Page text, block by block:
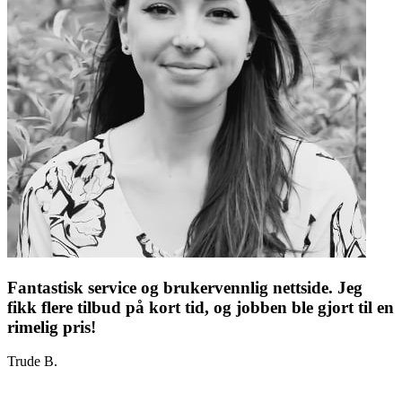
Fantastisk service og brukervennlig nettside. Jeg
fikk flere tilbud på kort tid, og jobben ble gjort til en
rimelig pris!
Trude B.